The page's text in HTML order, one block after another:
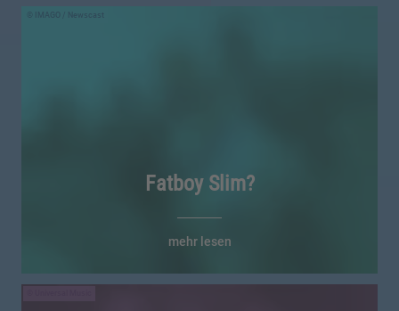
IMAGO / Newscast
Fatboy Slim?
mehr lesen